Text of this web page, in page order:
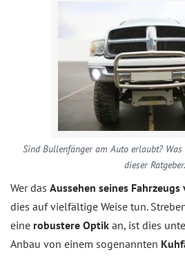
Sind Bullenfänger am Auto erlaubt?
dieser Ratgeber.
Wer das Aussehen seines Fahrzeugs
dies auf vielfältige Weise tun.
eine robustere Optik an, ist dies
Anbau von einem sogenannten